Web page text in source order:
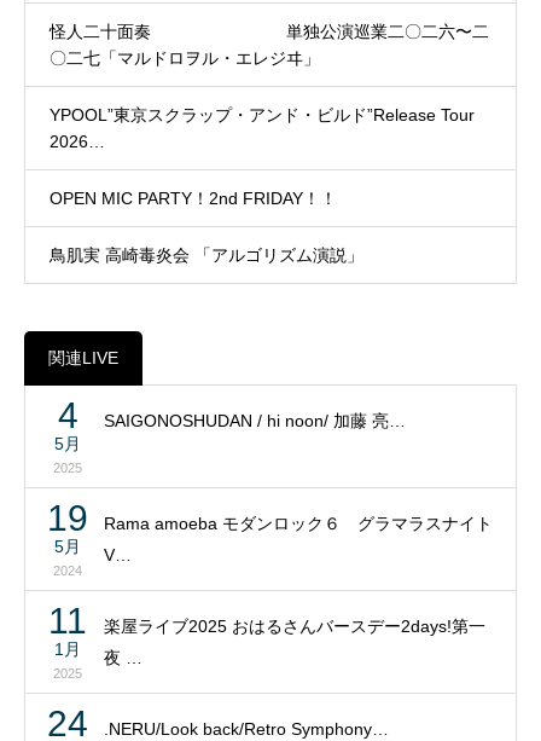
怪人二十面奏 単独公演巡業二〇二六〜二
〇二七「マルドロヲル・エレジヰ」
YPOOL”東京スクラップ・アンド・ビルド”Release Tour
2026…
OPEN MIC PARTY！2nd FRIDAY！！
鳥肌実 高崎毒炎会 「アルゴリズム演説」
関連LIVE
4
5月
2025
SAIGONOSHUDAN / hi noon/ 加藤 亮…
19
5月
2024
Rama amoeba モダンロック６ グラマラスナイト
V…
11
1月
2025
楽屋ライブ2025 おはるさんバースデー2days!第一
夜 …
24 .NERU/Look back/Retro Symphony…